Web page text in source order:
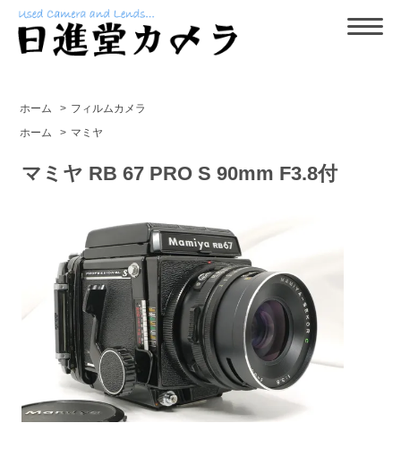
ホーム > フィルムカメラ
ホーム
> マミヤ
マミヤ RB 67 PRO S 90mm F3.8付